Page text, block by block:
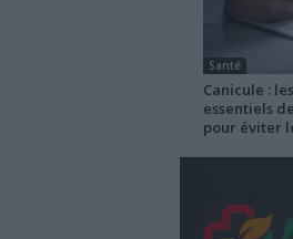
Santé
Canicule :
essentiels
pour éviter